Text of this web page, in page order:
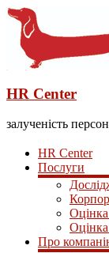
HR Center
залученість
HR Center
Послуги
Про